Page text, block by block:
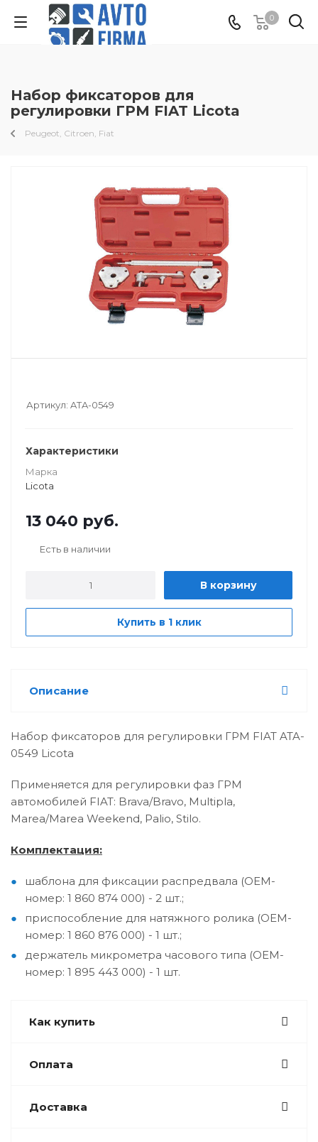
0
Набор фиксаторов для
регулировки ГРМ FIAT Licota
Peugeot, Citroen, Fiat
Артикул: ATA-0549
Характеристики
Марка
Licota
13 040 руб.
Есть в наличии
В корзину
Купить в 1 клик
Описание
Набор фиксаторов для регулировки ГРМ FIAT ATA-
0549 Licota
Применяется для регулировки фаз ГРМ
автомобилей FIAT: Brava/Bravo, Multipla,
Marea/Marea Weekend, Palio, Stilo.
Комплектация:
шаблона для фиксации распредвала (OEM-
номер: 1 860 874 000) - 2 шт.;
приспособление для натяжного ролика (OEM-
номер: 1 860 876 000) - 1 шт.;
держатель микрометра часового типа (OEM-
номер: 1 895 443 000) - 1 шт.
Как купить
Оплата
Доставка